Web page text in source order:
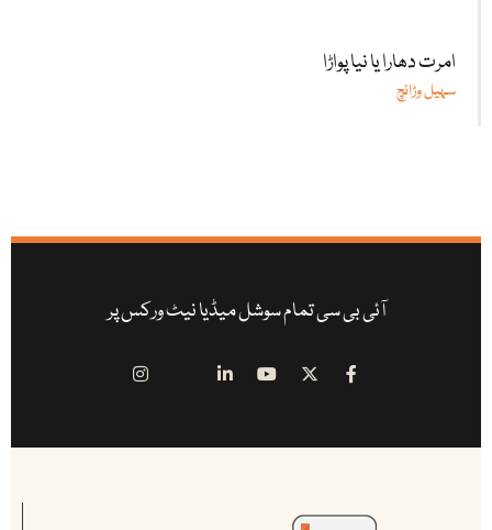
امرت دھارا یا نیا پواڑا
سہیل وڑائچ
آئی بی سی تمام سوشل میڈیا نیٹ ورکس پر